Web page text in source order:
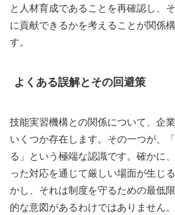
と人材育成であることを再確認し、
に貢献できるかを考えることが関係
す。
よくある誤解とその回避策
技能実習機構との関係について、企
いくつか存在します。その一つが、
る」という極端な認識です。確かに
った対応を通じて厳しい場面が生じ
かし、それは制度を守るための最低
的な意図があるわけではありません。